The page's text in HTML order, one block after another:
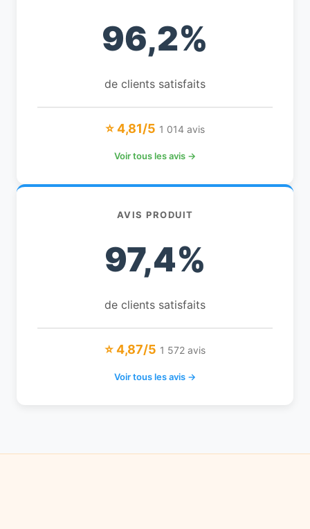
96,2%
de clients satisfaits
⭐ 4,81/5 1 014 avis
Voir tous les avis →
AVIS PRODUIT
97,4%
de clients satisfaits
⭐ 4,87/5 1 572 avis
Voir tous les avis →